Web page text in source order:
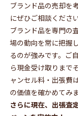
ブランド品の売却を
にぜひご相談くださ
ブランド品を専門の
場の動向を常に把握
るのが強みです。ご
ら現金受け取りまで
ャンセル料・出張費
の価値を確かめてみ
さらに現在、出張査